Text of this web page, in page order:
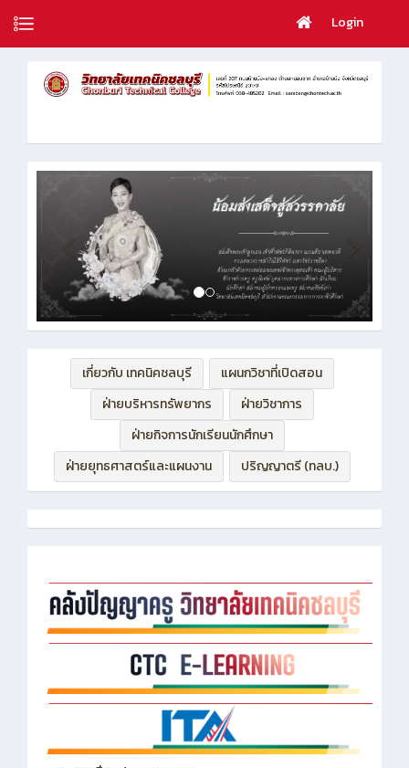
Login
เกี่ยวกับ เทคนิคชลบุรี
แผนกวิชาที่เปิดสอน
ฝ่ายบริหารทรัพยากร
ฝ่ายวิชาการ
ฝ่ายกิจการนักเรียนนักศึกษา
ฝ่ายยุทธศาสตร์และแผนงาน
ปริญญาตรี (ทลบ.)